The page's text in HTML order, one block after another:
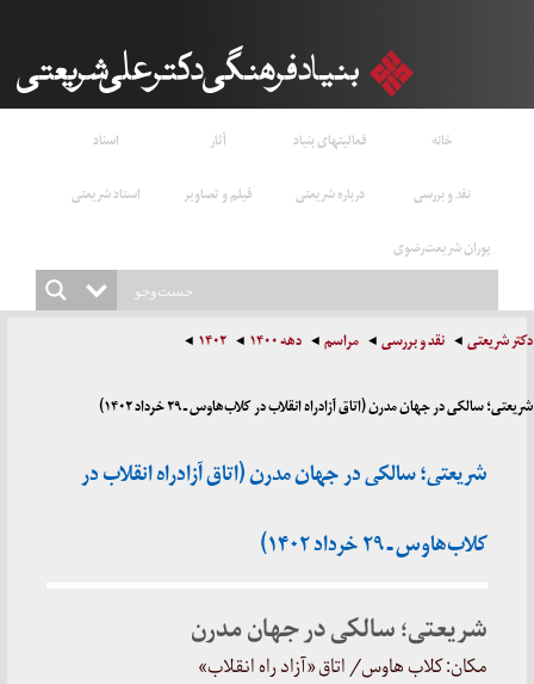
خانه فعالیتهای بنیاد آثار
اسناد
نقد و بررسی
درباره شریعتی فیلم و تصاویر
استاد شریعتی
پوران شریعت‌رضوی
دکتر شریعتی نقد و بررسی مراسم دهه ۱۴۰۰ ۱۴۰۲
شریعتی؛ سالکی در جهان مدرن (اتاق آزادراه انقلاب در کلاب‌هاوس ـ ۲۹ خرداد ۱۴۰۲)
شریعتی؛ سالکی در جهان مدرن (اتاق آزادراه انقلاب در
کلاب‌هاوس ـ ۲۹ خرداد ۱۴۰۲)
شریعتی؛ سالکی در جهان مدرن
مکان: کلاب هاوس/ اتاق «آزاد راه انقلاب»